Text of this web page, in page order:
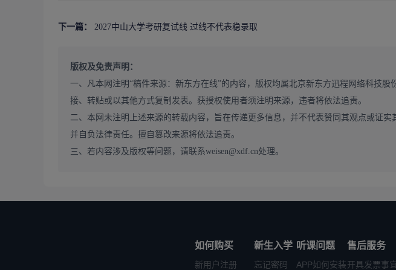
3. 精准把握调剂的关键时间节点
中山大学的调剂信息，一般会在国家线公布后、一志愿复试前后集中发布，分为校内调
外调剂开放，且名额更多、竞争相对更小。考生要提前关注中山大学研究生院官网、各目
间窗口，很多专业的调剂报名窗口仅开放 1-2 天，甚至只有几个小时，一旦错过就无法申
4. 提前联系目标院系导师，提升调剂成功率
在调剂系统正式开放前，考生可以提前给目标院系的对应导师发送邮件，清晰介绍自己
三、中山大学 2027 考研调剂的常见避坑指南
很多考生在申请调剂时，依然只盯着金融、计算机、新传等热门专业，却忽略了这些专
下一篇： 2027中山大学考研复试线 过线不代表稳录取
版权及免责声明：
一、凡本网注明“稿件来源：新东方在线”的内容，版权均属北京新东方迅程网络科技
接、转贴或以其他方式复制发表。获授权使用者须注明来源，违者将依法追责。
二、本网未注明上述来源的转载内容，旨在传递更多信息，并不代表赞同其观点或证实
并自负法律责任。擅自篡改来源将依法追责。
三、若内容涉及版权等问题，请联系weisen@xdf.cn处理。
如何购买
新用户注册
新生入学
忘记密码
听课问题
APP如何安装
售后服务
开具发票事